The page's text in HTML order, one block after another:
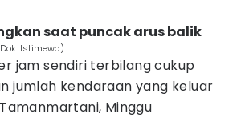
saat puncak arus balik
Istimewa)
jam sendiri terbilang cukup
jumlah kendaraan yang keluar
Minggu